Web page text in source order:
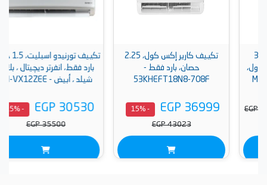
تكييف كارير إكس كول، 2.25
حصان، بارد فقط -
53KHEFT18N8-708F
EGP 36999
- 15%
EGP 43023
تكييف تورنيدو اسبليت، 1.5 حصان
بارد فقط، انفرتر ديچيتال ، بلازما
شيلد ، أبيض - TH-VX12ZEE
EGP 30530
- 15%
EGP 35500